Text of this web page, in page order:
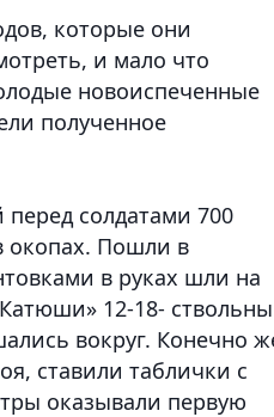
которые они
и мало что
новоиспеченные
полученное
солдатами 700
окопах. Пошли в
в руках шли на
12-18-
вокруг. Конечно
ставили таблички с
оказывали первую